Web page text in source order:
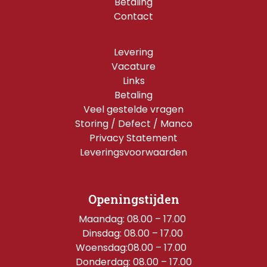
Contact
Levering
Vacature
Links
Betaling
Veel gestelde vragen
Storing / Defect / Manco
Privacy Statement
Leveringsvoorwaarden
Openingstijden
Maandag: 08.00 – 17.00
Dinsdag: 08.00 – 17.00
Woensdag:08.00 – 17.00
Donderdag: 08.00 – 17.00